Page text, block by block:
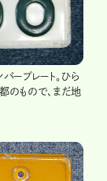
ープレート。ひら
のもので、まだ地